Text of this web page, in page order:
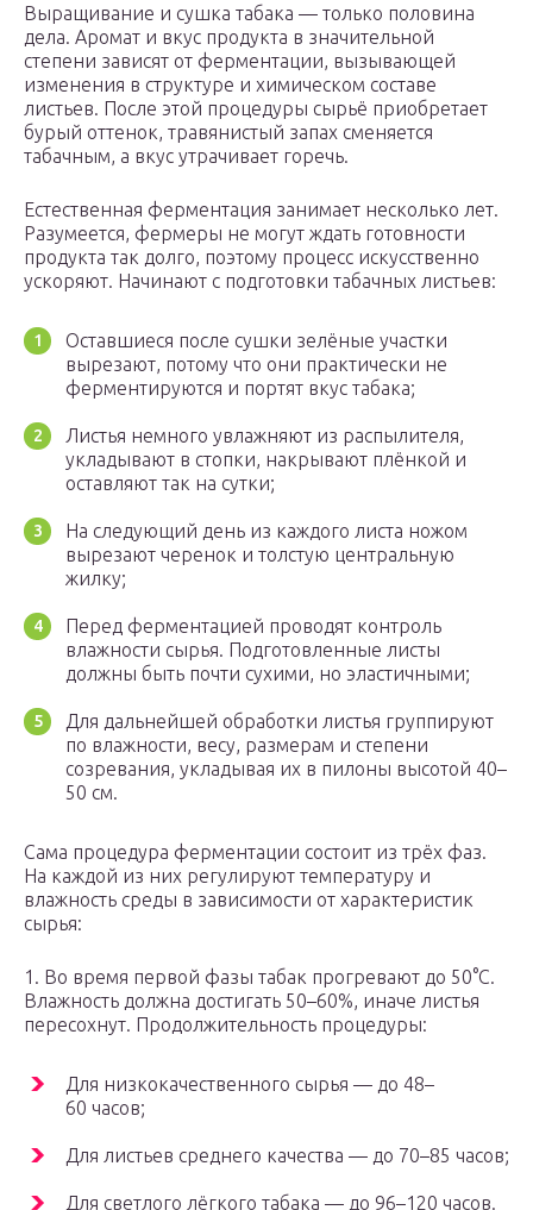
Выращивание и сушка табака — только половина
дела. Аромат и вкус продукта в значительной
степени зависят от ферментации, вызывающей
изменения в структуре и химическом составе
листьев. После этой процедуры сырьё приобретает
бурый оттенок, травянистый запах сменяется
табачным, а вкус утрачивает горечь.
Естественная ферментация занимает несколько лет.
Разумеется, фермеры не могут ждать готовности
продукта так долго, поэтому процесс искусственно
ускоряют. Начинают с подготовки табачных листьев:
Оставшиеся после сушки зелёные участки
вырезают, потому что они практически не
ферментируются и портят вкус табака;
Листья немного увлажняют из распылителя,
укладывают в стопки, накрывают плёнкой и
оставляют так на сутки;
На следующий день из каждого листа ножом
вырезают черенок и толстую центральную
жилку;
Перед ферментацией проводят контроль
влажности сырья. Подготовленные листы
должны быть почти сухими, но эластичными;
Для дальнейшей обработки листья группируют
по влажности, весу, размерам и степени
созревания, укладывая их в пилоны высотой 40–
50 см.
Сама процедура ферментации состоит из трёх фаз.
На каждой из них регулируют температуру и
влажность среды в зависимости от характеристик
сырья:
1. Во время первой фазы табак прогревают до 50°С.
Влажность должна достигать 50–60%, иначе листья
пересохнут. Продолжительность процедуры:
Для низкокачественного сырья — до 48–
60 часов;
Для листьев среднего качества — до 70–85 часов;
Для светлого лёгкого табака — до 96–120 часов.